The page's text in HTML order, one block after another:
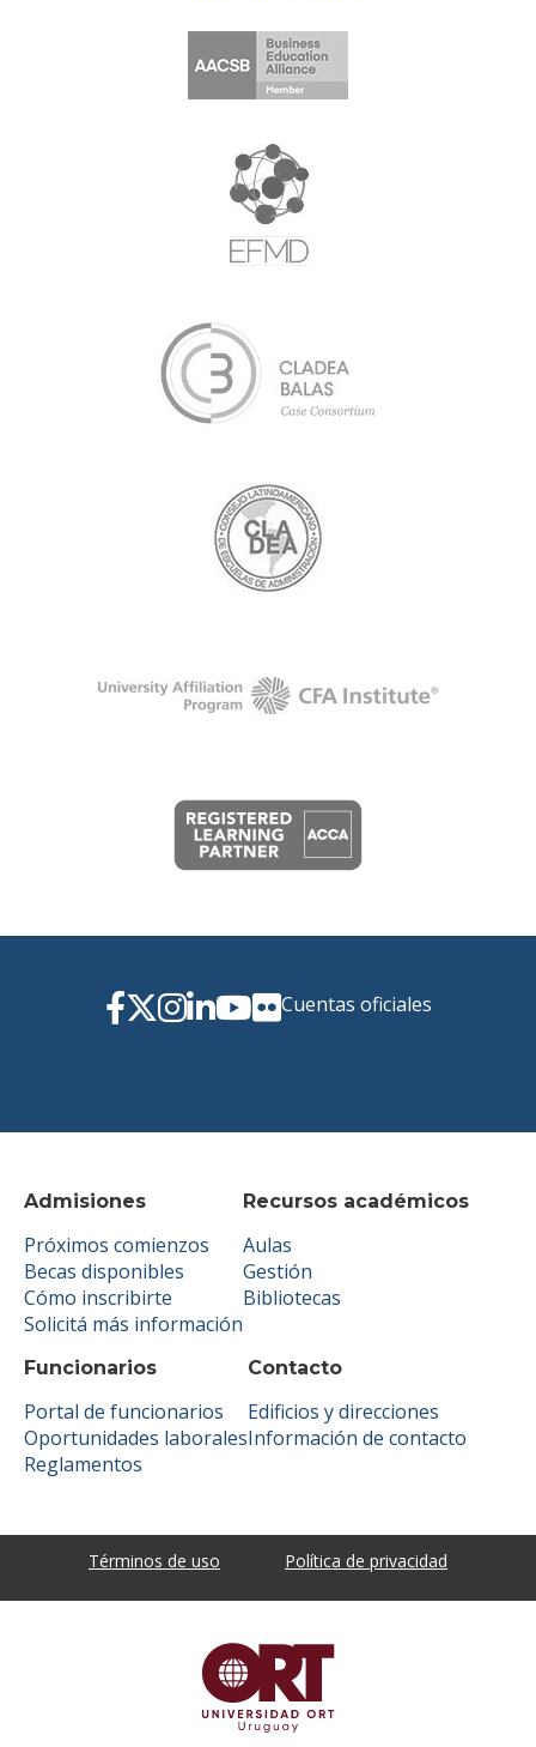
Admisiones
Próximos comienzos
Becas disponibles
Cómo inscribirte
Solicitá más información
Recursos académicos
Aulas
Gestión
Bibliotecas
Funcionarios
Portal de funcionarios
Oportunidades laborales
Reglamentos
Contacto
Edificios y direcciones
Información de contacto
Cuentas oficiales
Términos de uso Política de privacidad